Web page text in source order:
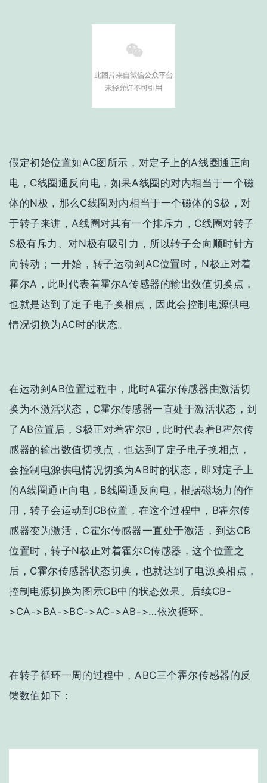
假定初始位置如AC图所示，对定子上的A线圈通正向
电，C线圈通反向电，如果A线圈的对内相当于一个磁
体的N极，那么C线圈对内相当于一个磁体的S极，对
于转子来讲，A线圈对其有一个排斥力，C线圈对转子
S极有斥力、对N极有吸引力，所以转子会向顺时针方
向转动；一开始，转子运动到AC位置时，N极正对着
霍尔A，此时代表着霍尔A传感器的输出数值切换点，
也就是达到了定子电子换相点，因此会控制电源供电
情况切换为AC时的状态。
在运动到AB位置过程中，此时A霍尔传感器由激活切
换为不激活状态，C霍尔传感器一直处于激活状态，到
了AB位置后，S极正对着霍尔B，此时代表着B霍尔传
感器的输出数值切换点，也达到了定子电子换相点，
会控制电源供电情况切换为AB时的状态，即对定子上
的A线圈通正向电，B线圈通反向电，根据磁场力的作
用，转子会运动到CB位置，在这个过程中，B霍尔传
感器变为激活，C霍尔传感器一直处于激活，到达CB
位置时，转子N极正对着霍尔C传感器，这个位置之
后，C霍尔传感器状态切换，也就达到了电源换相点，
控制电源切换为图示CB中的状态效果。后续CB-
>CA->BA->BC->AC->AB->…依次循环。
在转子循环一周的过程中，ABC三个霍尔传感器的反
馈数值如下：